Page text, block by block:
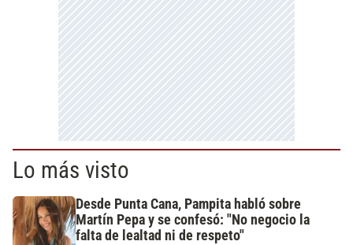
Lo más visto
Desde Punta Cana, Pampita habló sobre
Martín Pepa y se confesó: "No negocio la
falta de lealtad ni de respeto"